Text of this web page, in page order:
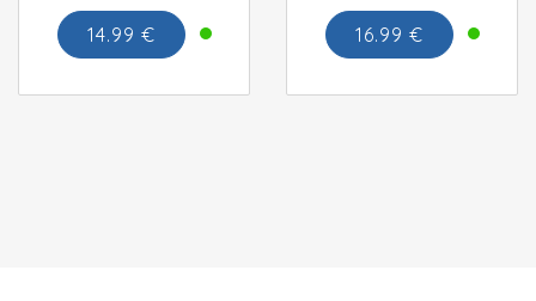
14.99 € 16.99 €